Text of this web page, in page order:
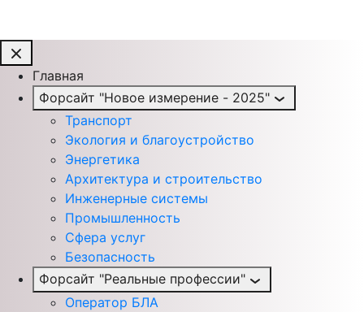
Главная
Форсайт "Новое измерение - 2025"
Транспорт
Экология и благоустройство
Энергетика
Архитектура и строительство
Инженерные системы
Промышленность
Сфера услуг
Безопасность
Форсайт "Реальные профессии"
Оператор БЛА